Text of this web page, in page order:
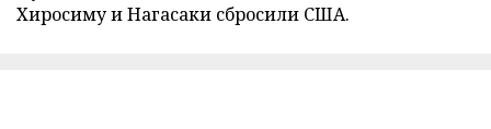
Хиросиму и Нагасаки сбросили США.